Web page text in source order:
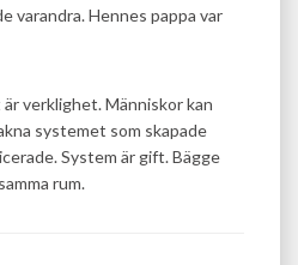
varandra. Hennes pappa var
verklighet. Människor kan
systemet som skapade
System är gift. Bägge
rum.